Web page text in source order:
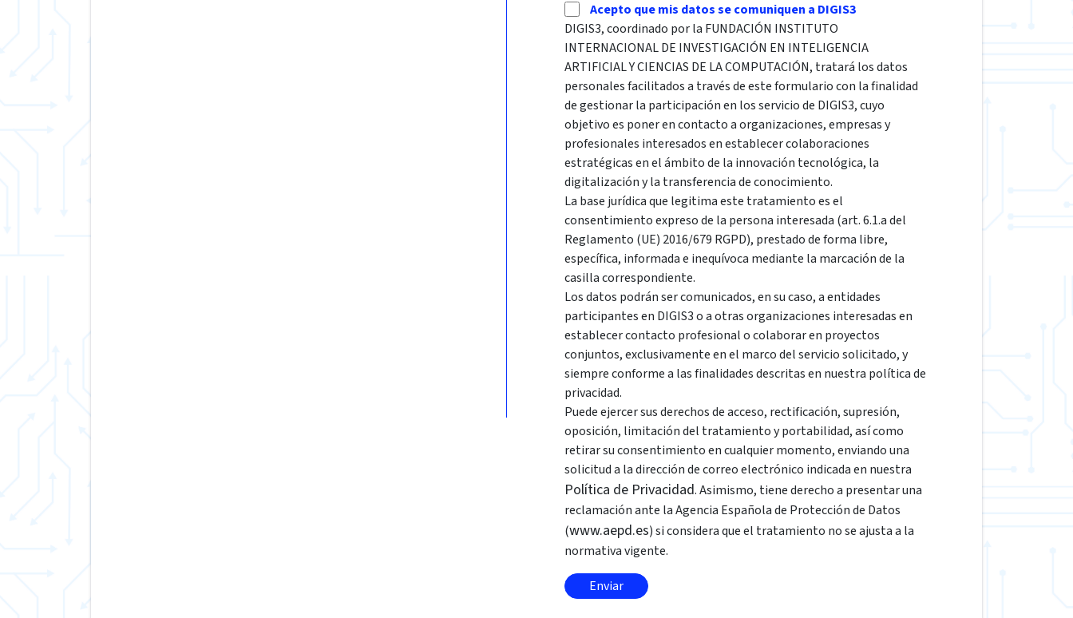
Acepto que mis datos se comuniquen a DIGIS3
DIGIS3, coordinado por la FUNDACIÓN INSTITUTO
INTERNACIONAL DE INVESTIGACIÓN EN INTELIGENCIA
ARTIFICIAL Y CIENCIAS DE LA COMPUTACIÓN, tratará los datos
personales facilitados a través de este formulario con la finalidad
de gestionar la participación en los servicio de DIGIS3, cuyo
objetivo es poner en contacto a organizaciones, empresas y
profesionales interesados en establecer colaboraciones
estratégicas en el ámbito de la innovación tecnológica, la
digitalización y la transferencia de conocimiento.
La base jurídica que legitima este tratamiento es el
consentimiento expreso de la persona interesada (art. 6.1.a del
Reglamento (UE) 2016/679 RGPD), prestado de forma libre,
específica, informada e inequívoca mediante la marcación de la
casilla correspondiente.
Los datos podrán ser comunicados, en su caso, a entidades
participantes en DIGIS3 o a otras organizaciones interesadas en
establecer contacto profesional o colaborar en proyectos
conjuntos, exclusivamente en el marco del servicio solicitado, y
siempre conforme a las finalidades descritas en nuestra política de
privacidad.
Puede ejercer sus derechos de acceso, rectificación, supresión,
oposición, limitación del tratamiento y portabilidad, así como
retirar su consentimiento en cualquier momento, enviando una
solicitud a la dirección de correo electrónico indicada en nuestra
Política de Privacidad. Asimismo, tiene derecho a presentar una
reclamación ante la Agencia Española de Protección de Datos
(www.aepd.es) si considera que el tratamiento no se ajusta a la
normativa vigente.